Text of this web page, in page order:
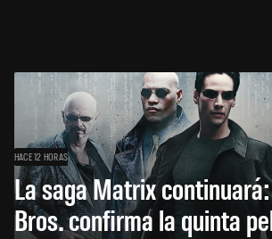
HACE 12 HORAS
La saga Matrix
Bros. confirma la quinta